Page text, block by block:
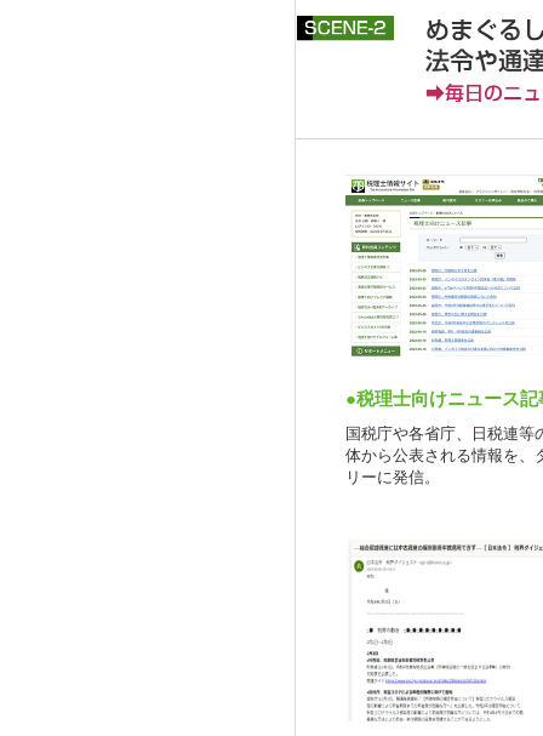
●税理士向けニュース記
国税庁や各省庁、日税連等
体から公表される情報を、
リーに発信。